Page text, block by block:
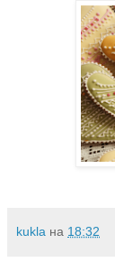
kukla на 18:32